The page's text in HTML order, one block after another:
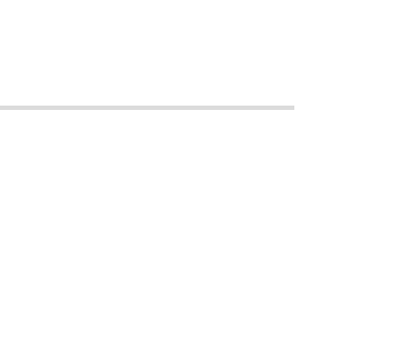
しもしくは削除してはな
します。
または一部を、直接また